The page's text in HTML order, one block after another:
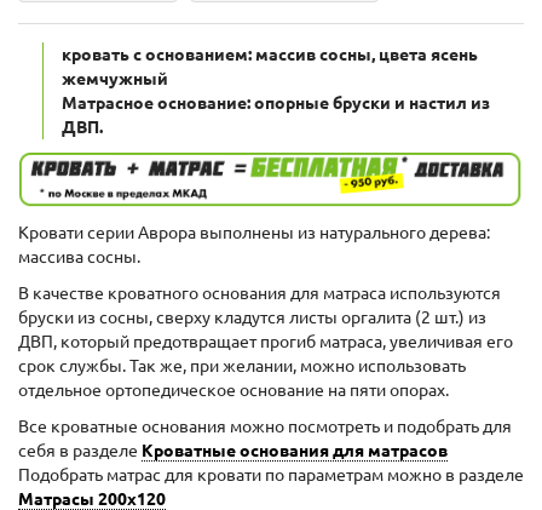
кровать с основанием: массив сосны, цвета ясень
жемчужный
Матрасное основание: опорные бруски и настил из
ДВП.
Кровати серии Аврора выполнены из натурального дерева:
массива сосны.
В качестве кроватного основания для матраса используются
бруски из сосны, сверху кладутся листы оргалита (2 шт.) из
ДВП, который предотвращает прогиб матраса, увеличивая его
срок службы. Так же, при желании, можно использовать
отдельное ортопедическое основание на пяти опорах.
Все кроватные основания можно посмотреть и подобрать для
себя в разделе Кроватные основания для матрасов
Подобрать матрас для кровати по параметрам можно в разделе
Матрасы 200x120